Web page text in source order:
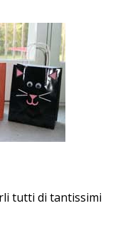
tutti di tantissimi